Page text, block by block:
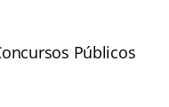
Públicos